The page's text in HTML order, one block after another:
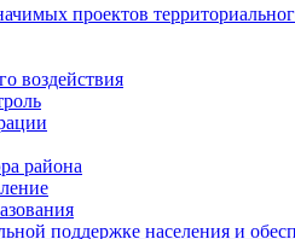
проектов
воздействия
района
поддержке населения и